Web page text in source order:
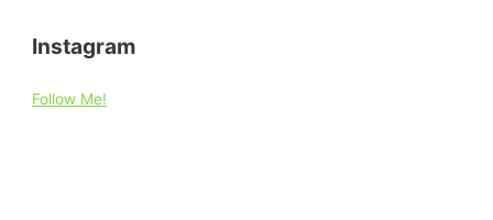
Instagram
Follow Me!